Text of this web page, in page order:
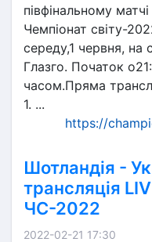
півфінальному
Чемпіонат світу-
середу,1 червня, на
Глазго. Початок
часом.Пряма
1. ...
https://
Шотландія -
трансляція
ЧС-2022
2022-02-21 17:30